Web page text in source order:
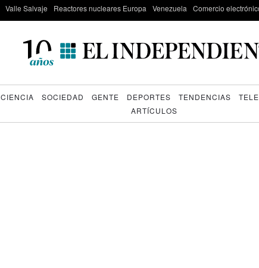
Valle Salvaje Reactores nucleares Europa Venezuela Comercio
CIENCIA SOCIEDAD GENTE DEPORTES TENDENCIAS
ARTÍCULOS